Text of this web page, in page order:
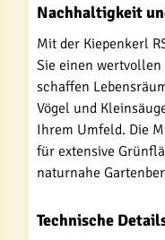
Nachhaltigkeit
Mit der Kiepenkerl
Sie einen
schaffen
Vögel und
Ihrem Umfeld. Die
für extensive
naturnahe
Technische